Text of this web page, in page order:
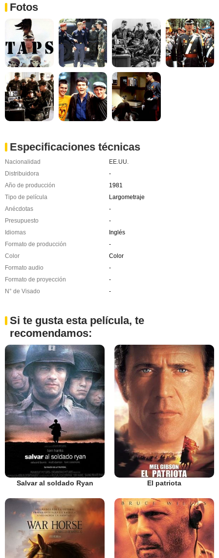
Fotos
Especificaciones técnicas
Nacionalidad
EE.UU.
Distribuidora
-
Año de producción
1981
Tipo de película
Largometraje
Anécdotas
-
Presupuesto
-
Idiomas
Inglés
Formato de producción
-
Color
Color
Formato audio
-
Formato de proyección
-
N° de Visado
-
Si te gusta esta película, te
recomendamos:
Salvar al soldado Ryan El patriota